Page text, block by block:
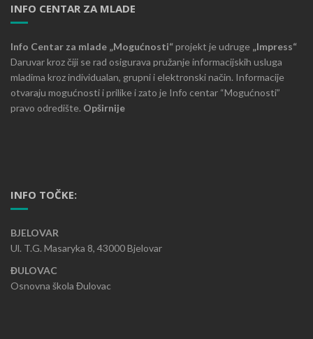
INFO CENTAR ZA MLADE
Info Centar za mlade „Mogućnosti“projekt je udruge „Impress“
Daruvar kroz čiji se rad osigurava pružanje informacijskih usluga
mladima kroz individualan, grupni i elektronski način. Informacije
otvaraju mogućnosti i prilike i zato je Info centar “Mogućnosti”
pravo odredište. Opširnije
INFO TOČKE:
BJELOVAR
Ul. T.G. Masaryka 8, 43000 Bjelovar
ĐULOVAC
Osnovna škola Đulovac